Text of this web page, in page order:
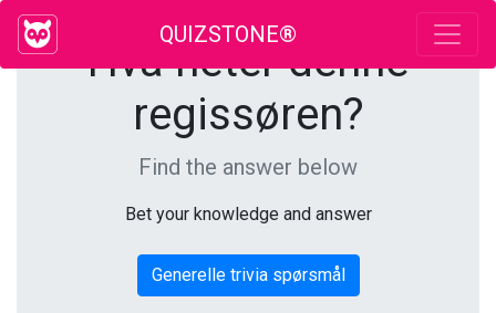
QUIZSTONE®
Hva heter denne
regissøren?
Find the answer below
Bet your knowledge and answer
Generelle trivia spørsmål